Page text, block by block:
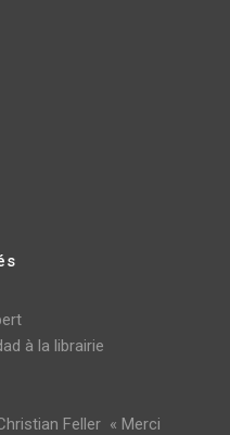
à la librairie
Feller « Merci